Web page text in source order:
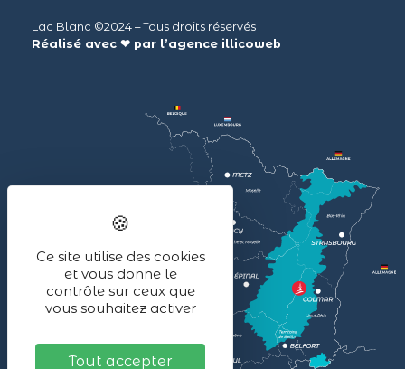
Lac Blanc ©2024 – Tous droits réservés
Réalisé avec ❤ par l’agence illicoweb
Ce site utilise des cookies
et vous donne le
contrôle sur ceux que
vous souhaitez activer
Tout accepter